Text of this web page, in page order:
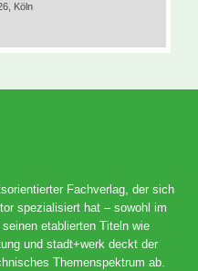
Köln
Fachverlag, der sich
spezialisiert hat – sowohl im
etablierten Titeln wie
und stadt+werk deckt der
Themenspektrum ab.